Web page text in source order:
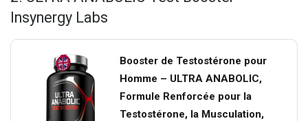
Insynergy Labs
Booster de Testostérone pour
Homme – ULTRA ANABOLIC,
Formule Renforcée pour la
Testostérone, la Musculation,